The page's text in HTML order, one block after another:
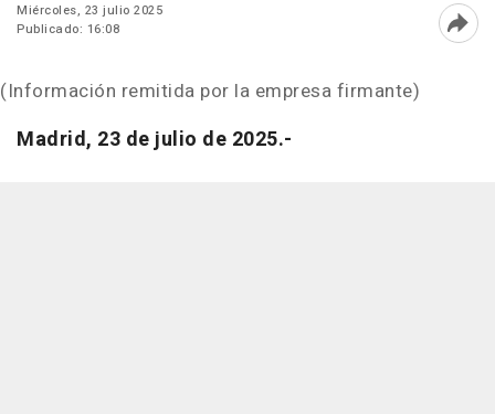
Miércoles, 23 julio 2025
Publicado: 16:08
(Información remitida por la empresa firmante)
Madrid, 23 de julio de 2025.-